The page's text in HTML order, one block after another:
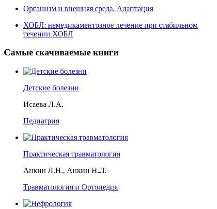
Организм и внешняя среда. Адаптация
ХОБЛ: немедикаментозное лечение при стабильном
течении ХОБЛ
Самые скачиваемые книги
Детские болезни
Исаева Л.А.
Педиатрия
Практическая травматология
Анкин Л.Н., Анкин Н.Л.
Травматология и Ортопедия